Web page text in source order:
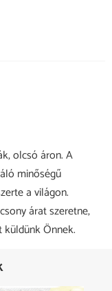
olcsó áron. A
minőségű
a világon.
árat szeretne,
Önnek.